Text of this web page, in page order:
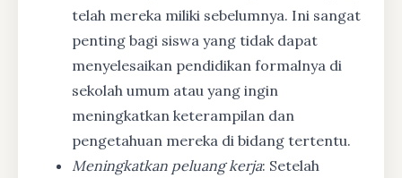
telah mereka miliki sebelumnya. Ini sangat
penting bagi siswa yang tidak dapat
menyelesaikan pendidikan formalnya di
sekolah umum atau yang ingin
meningkatkan keterampilan dan
pengetahuan mereka di bidang tertentu.
Meningkatkan peluang kerja: Setelah